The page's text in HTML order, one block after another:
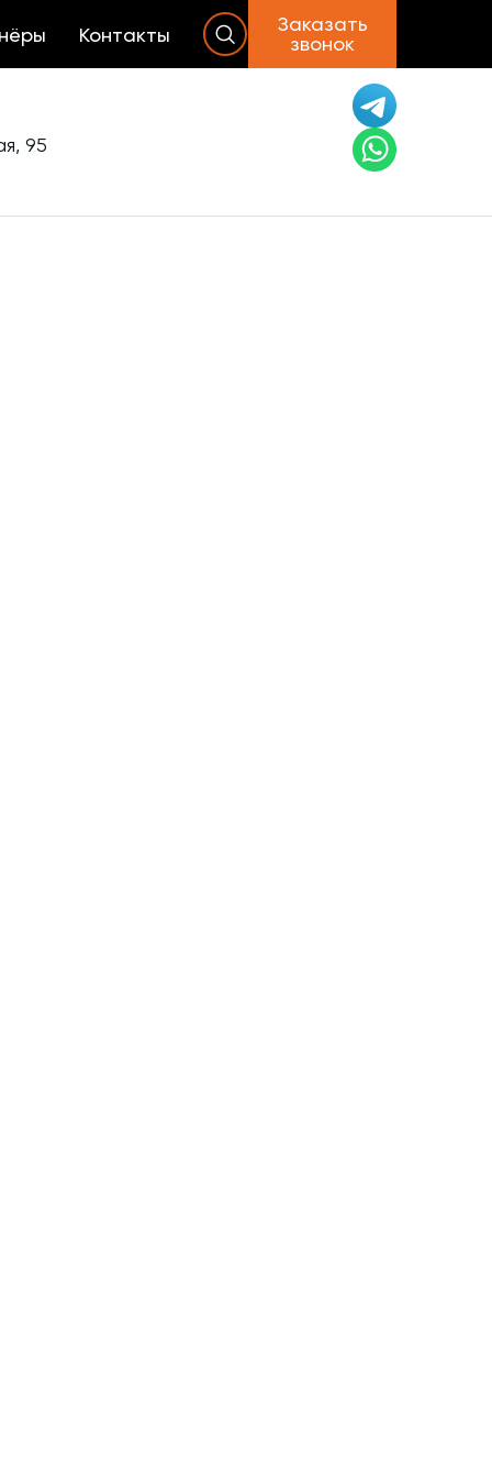
Контакты
Заказать
звонок
95